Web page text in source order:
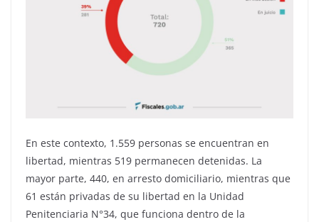
En este contexto, 1.559 personas se encuentran en
libertad, mientras 519 permanecen detenidas. La
mayor parte, 440, en arresto domiciliario, mientras que
61 están privadas de su libertad en la Unidad
Penitenciaria N°34, que funciona dentro de la